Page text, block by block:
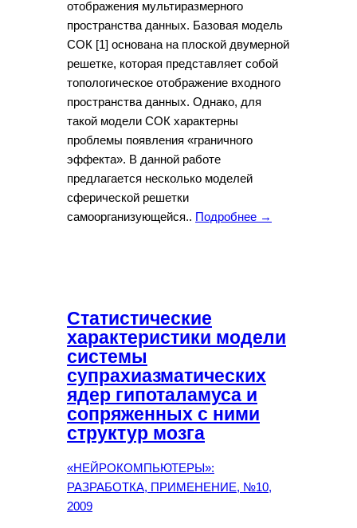
отображения мультиразмерного
пространства данных. Базовая модель
СОК [1] основана на плоской двумерной
решетке, которая представляет собой
топологическое отображение входного
пространства данных. Однако, для
такой модели СОК характерны
проблемы появления «граничного
эффекта». В данной работе
предлагается несколько моделей
сферической решетки
самоорганизующейся.. Подробнее →
Статистические
характеристики модели
системы
супрахиазматических
ядер гипоталамуса и
сопряженных с ними
структур мозга
«НЕЙРОКОМПЬЮТЕРЫ»:
РАЗРАБОТКА, ПРИМЕНЕНИЕ, №10,
2009